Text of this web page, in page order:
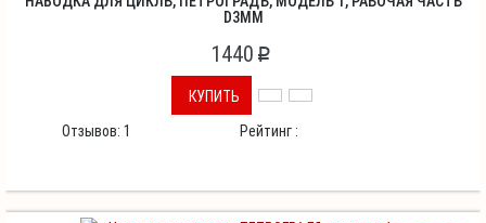
D3ММ
1440 p
КУПИТЬ
Отзывов:1 Рейтинг :